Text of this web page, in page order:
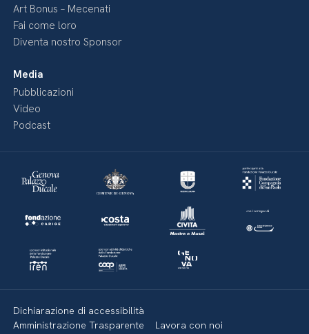
Art Bonus – Mecenati
Fai come loro
Diventa nostro Sponsor
Media
Pubblicazioni
Video
Podcast
Dichiarazione di accessibilità
Amministrazione Trasparente
Lavora con noi